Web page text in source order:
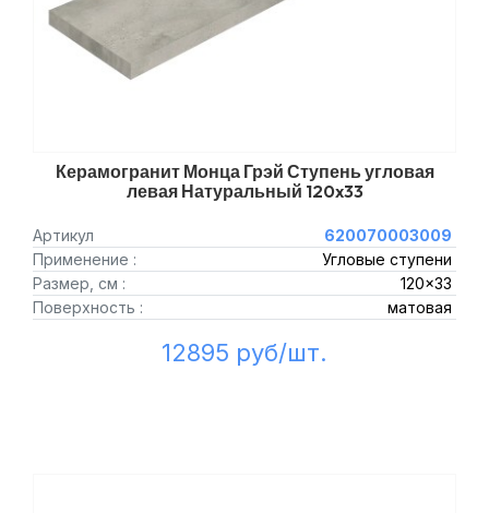
Керамогранит Монца Грэй Ступень угловая
левая Натуральный 120x33
Артикул
620070003009
Применение :
Угловые ступени
Размер, см :
120x33
Поверхность :
матовая
12895 руб/шт.